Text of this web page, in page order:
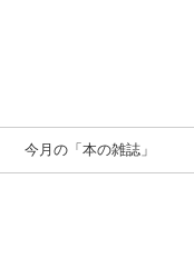
今月の 「本の雑誌」